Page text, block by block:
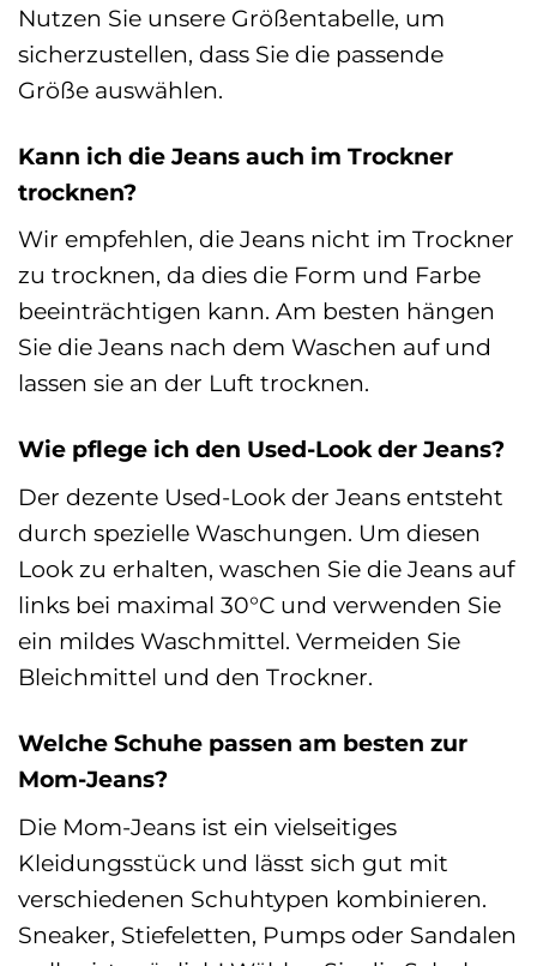
Nutzen Sie unsere Größentabelle, um
sicherzustellen, dass Sie die passende
Größe auswählen.
Kann ich die Jeans auch im Trockner
trocknen?
Wir empfehlen, die Jeans nicht im Trockner
zu trocknen, da dies die Form und Farbe
beeinträchtigen kann. Am besten hängen
Sie die Jeans nach dem Waschen auf und
lassen sie an der Luft trocknen.
Wie pflege ich den Used-Look der Jeans?
Der dezente Used-Look der Jeans entsteht
durch spezielle Waschungen. Um diesen
Look zu erhalten, waschen Sie die Jeans auf
links bei maximal 30°C und verwenden Sie
ein mildes Waschmittel. Vermeiden Sie
Bleichmittel und den Trockner.
Welche Schuhe passen am besten zur
Mom-Jeans?
Die Mom-Jeans ist ein vielseitiges
Kleidungsstück und lässt sich gut mit
verschiedenen Schuhtypen kombinieren.
Sneaker, Stiefeletten, Pumps oder Sandalen